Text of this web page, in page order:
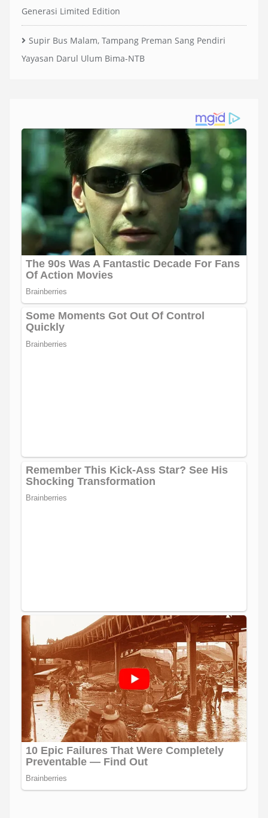
Generasi Limited Edition
Supir Bus Malam, Tampang Preman Sang Pendiri
Yayasan Darul Ulum Bima-NTB